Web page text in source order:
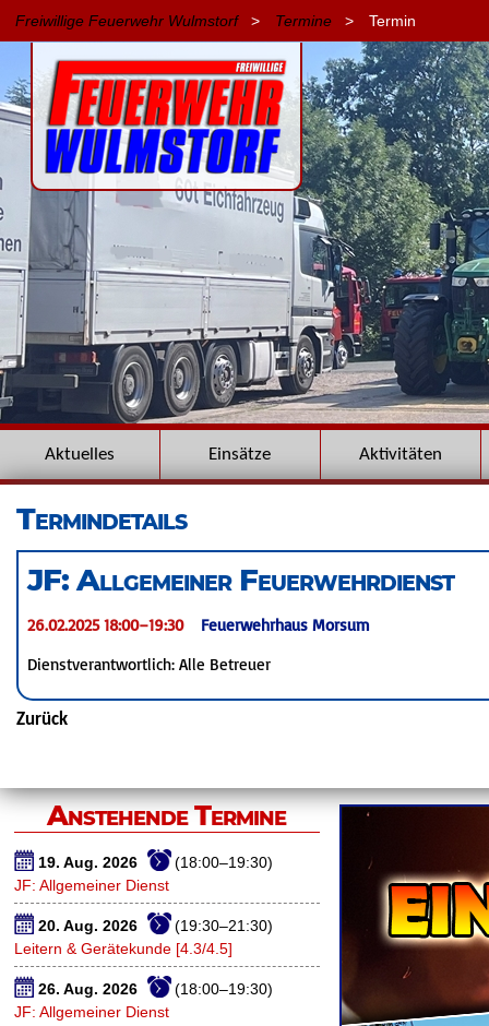
Freiwillige Feuerwehr Wulmstorf> Termine > Termin
NavigationAktuelles Einsätze Aktivitäten
Termindetails
JF: Allgemeiner Feuerwehrdienst
26.02.2025 18:00–19:30
Feuerwehrhaus Morsum
Dienstverantwortlich: Alle Betreuer
Zurück
Anstehende Termine
19. Aug. 2026
(18:00–19:30)
JF: Allgemeiner Dienst
20. Aug. 2026
(19:30–21:30)
Leitern & Gerätekunde [4.3/4.5]
26. Aug. 2026
(18:00–19:30)
JF: Allgemeiner Dienst